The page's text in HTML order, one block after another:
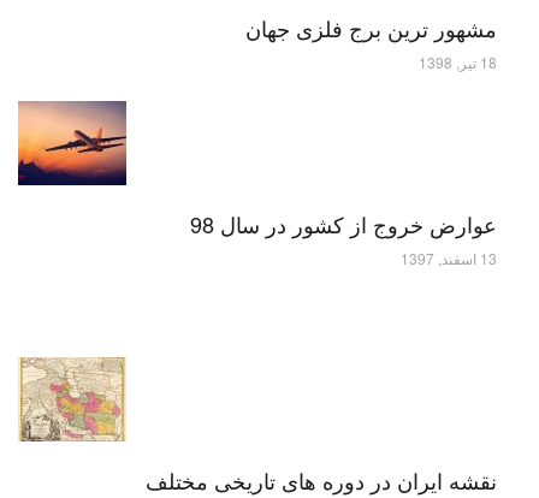
مشهور ترین برج فلزی جهان
18 تیر, 1398
عوارض خروج از کشور در سال 98
13 اسفند, 1397
نقشه ایران در دوره های تاریخی مختلف